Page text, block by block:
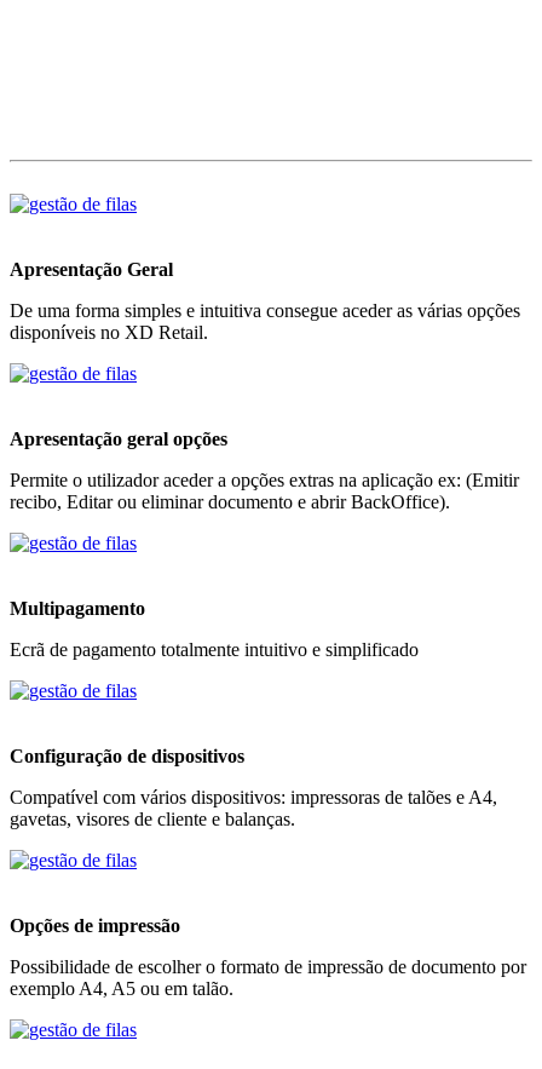
Apresentação Geral
De uma forma simples e intuitiva consegue aceder as várias opções
disponíveis no XD Retail.
Apresentação geral opções
Permite o utilizador aceder a opções extras na aplicação ex: (Emitir
recibo, Editar ou eliminar documento e abrir BackOffice).
Multipagamento
Ecrã de pagamento totalmente intuitivo e simplificado
Configuração de dispositivos
Compatível com vários dispositivos: impressoras de talões e A4,
gavetas, visores de cliente e balanças.
Opções de impressão
Possibilidade de escolher o formato de impressão de documento por
exemplo A4, A5 ou em talão.